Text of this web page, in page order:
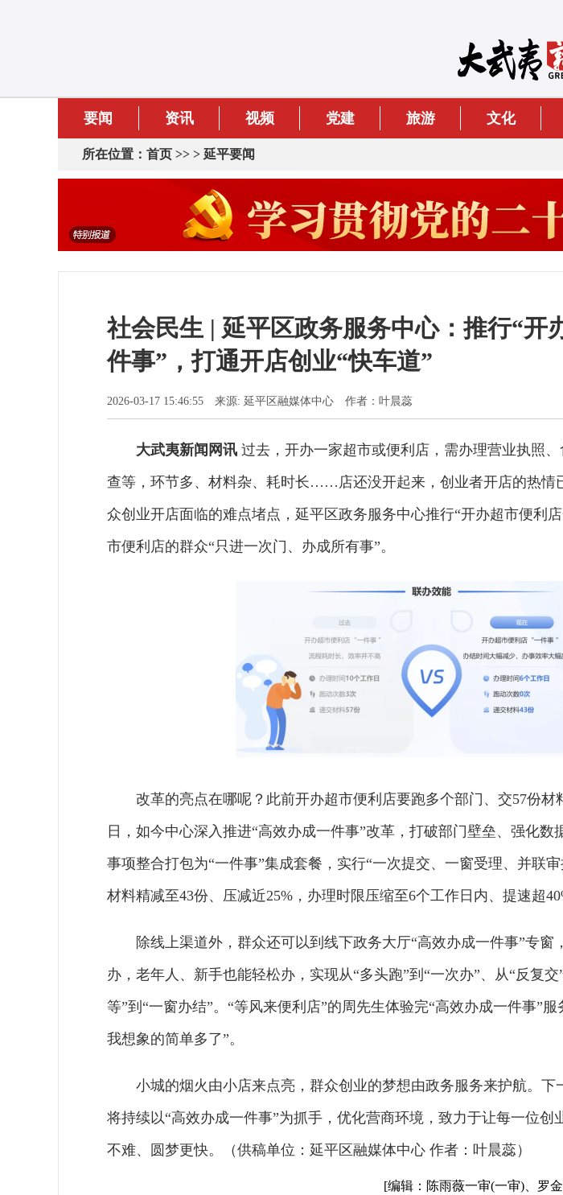
要闻 资讯 视频 党建 旅游 文化
所在位置： 首页 >> > 延平要闻
社会民生 | 延平区政务服务中心：推行“开
件事”，打通开店创业“快车道”
2026-03-17 15:46:55 来源: 延平区融媒体中心 作者：叶晨蕊
大武夷新闻网讯 过去，开办一家超市或便利店，需办理营业执照
查等，环节多、材料杂、耗时长……店还没开起来，创业者开店的热情
众创业开店面临的难点堵点，延平区政务服务中心推行“开办超市便利
市便利店的群众“只进一次门、办成所有事”。
改革的亮点在哪呢？此前开办超市便利店要跑多个部门、交57份材
日，如今中心深入推进“高效办成一件事”改革，打破部门壁垒、强化数
事项整合打包为“一件事”集成套餐，实行“一次提交、一窗受理、并联
材料精减至43份、压减近25%，办理时限压缩至6个工作日内、提速超
除线上渠道外，群众还可以到线下政务大厅“高效办成一件事”专窗
办，老年人、新手也能轻松办，实现从“多头跑”到“一次办”、从“反复交
等”到“一窗办结”。“等风来便利店”的周先生体验完“高效办成一件事”
我想象的简单多了”。
小城的烟火由小店来点亮，群众创业的梦想由政务服务来护航。下
将持续以“高效办成一件事”为抓手，优化营商环境，致力于让每一位创
不难、圆梦更快。（供稿单位：延平区融媒体中心 作者：叶晨蕊）
[编辑：陈雨薇一审(一审)、罗